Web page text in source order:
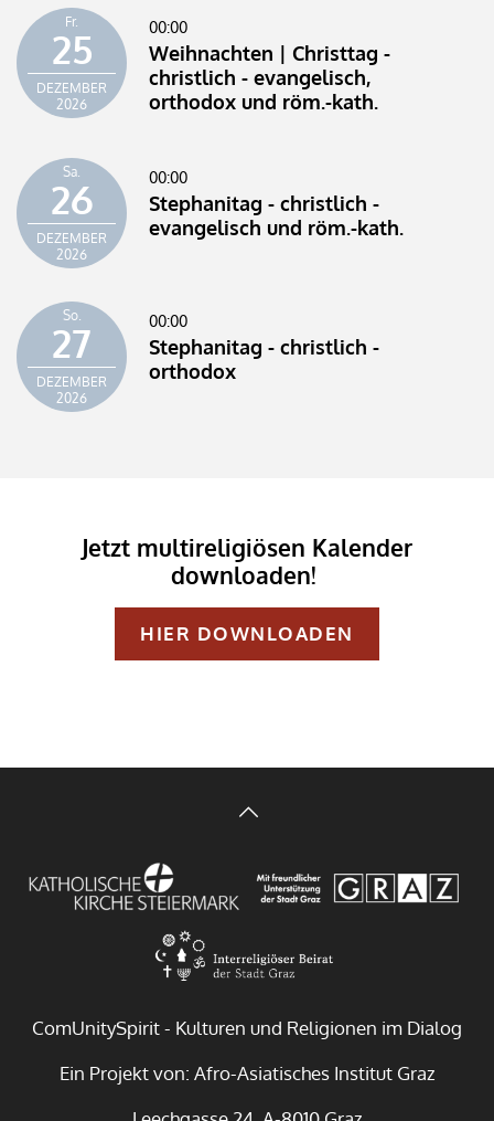
Fr.
25
DEZEMBER
2026
00:00
Weihnachten | Christtag -
christlich - evangelisch,
orthodox und röm.-kath.
Sa.
26
DEZEMBER
2026
00:00
Stephanitag - christlich -
evangelisch und röm.-kath.
So.
27
DEZEMBER
2026
00:00
Stephanitag - christlich -
orthodox
Jetzt multireligiösen Kalender
downloaden!
HIER DOWNLOADEN
ComUnitySpirit - Kulturen und Religionen im Dialog
Ein Projekt von: Afro-Asiatisches Institut Graz